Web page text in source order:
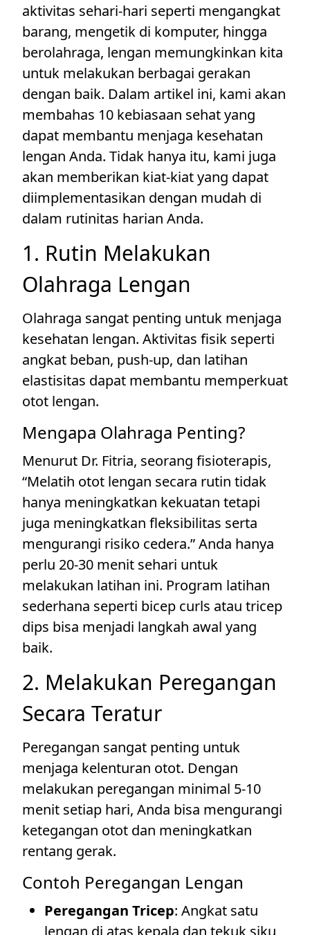
aktivitas sehari-hari seperti mengangkat
barang, mengetik di komputer, hingga
berolahraga, lengan memungkinkan kita
untuk melakukan berbagai gerakan
dengan baik. Dalam artikel ini, kami akan
membahas 10 kebiasaan sehat yang
dapat membantu menjaga kesehatan
lengan Anda. Tidak hanya itu, kami juga
akan memberikan kiat-kiat yang dapat
diimplementasikan dengan mudah di
dalam rutinitas harian Anda.
1. Rutin Melakukan
Olahraga Lengan
Olahraga sangat penting untuk menjaga
kesehatan lengan. Aktivitas fisik seperti
angkat beban, push-up, dan latihan
elastisitas dapat membantu memperkuat
otot lengan.
Mengapa Olahraga Penting?
Menurut Dr. Fitria, seorang fisioterapis,
“Melatih otot lengan secara rutin tidak
hanya meningkatkan kekuatan tetapi
juga meningkatkan fleksibilitas serta
mengurangi risiko cedera.” Anda hanya
perlu 20-30 menit sehari untuk
melakukan latihan ini. Program latihan
sederhana seperti bicep curls atau tricep
dips bisa menjadi langkah awal yang
baik.
2. Melakukan Peregangan
Secara Teratur
Peregangan sangat penting untuk
menjaga kelenturan otot. Dengan
melakukan peregangan minimal 5-10
menit setiap hari, Anda bisa mengurangi
ketegangan otot dan meningkatkan
rentang gerak.
Contoh Peregangan Lengan
Peregangan Tricep: Angkat satu
lengan di atas kepala dan tekuk siku